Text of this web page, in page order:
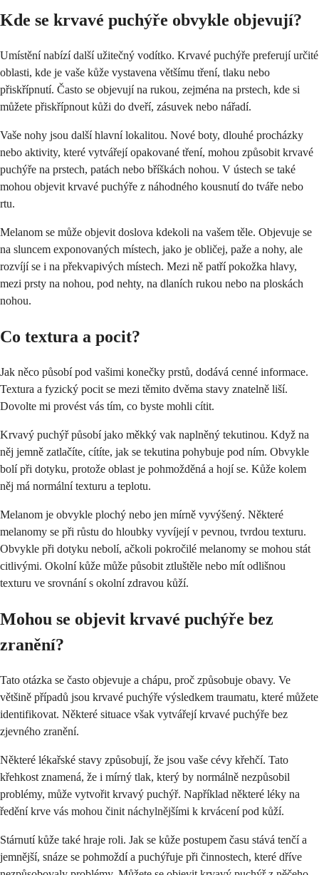
Kde se krvavé puchýře obvykle objevují?
Umístění nabízí další užitečný vodítko. Krvavé puchýře preferují určité
oblasti, kde je vaše kůže vystavena většímu tření, tlaku nebo
přiskřípnutí. Často se objevují na rukou, zejména na prstech, kde si
můžete přiskřípnout kůži do dveří, zásuvek nebo nářadí.
Vaše nohy jsou další hlavní lokalitou. Nové boty, dlouhé procházky
nebo aktivity, které vytvářejí opakované tření, mohou způsobit krvavé
puchýře na prstech, patách nebo bříškách nohou. V ústech se také
mohou objevit krvavé puchýře z náhodného kousnutí do tváře nebo
rtu.
Melanom se může objevit doslova kdekoli na vašem těle. Objevuje se
na sluncem exponovaných místech, jako je obličej, paže a nohy, ale
rozvíjí se i na překvapivých místech. Mezi ně patří pokožka hlavy,
mezi prsty na nohou, pod nehty, na dlaních rukou nebo na ploskách
nohou.
Co textura a pocit?
Jak něco působí pod vašimi konečky prstů, dodává cenné informace.
Textura a fyzický pocit se mezi těmito dvěma stavy znatelně liší.
Dovolte mi provést vás tím, co byste mohli cítit.
Krvavý puchýř působí jako měkký vak naplněný tekutinou. Když na
něj jemně zatlačíte, cítíte, jak se tekutina pohybuje pod ním. Obvykle
bolí při dotyku, protože oblast je pohmožděná a hojí se. Kůže kolem
něj má normální texturu a teplotu.
Melanom je obvykle plochý nebo jen mírně vyvýšený. Některé
melanomy se při růstu do hloubky vyvíjejí v pevnou, tvrdou texturu.
Obvykle při dotyku nebolí, ačkoli pokročilé melanomy se mohou stát
citlivými. Okolní kůže může působit ztluštěle nebo mít odlišnou
texturu ve srovnání s okolní zdravou kůží.
Mohou se objevit krvavé puchýře bez
zranění?
Tato otázka se často objevuje a chápu, proč způsobuje obavy. Ve
většině případů jsou krvavé puchýře výsledkem traumatu, které můžete
identifikovat. Některé situace však vytvářejí krvavé puchýře bez
zjevného zranění.
Některé lékařské stavy způsobují, že jsou vaše cévy křehčí. Tato
křehkost znamená, že i mírný tlak, který by normálně nezpůsobil
problémy, může vytvořit krvavý puchýř. Například některé léky na
ředění krve vás mohou činit náchylnějšími k krvácení pod kůží.
Stárnutí kůže také hraje roli. Jak se kůže postupem času stává tenčí a
jemnější, snáze se pohmoždí a puchýřuje při činnostech, které dříve